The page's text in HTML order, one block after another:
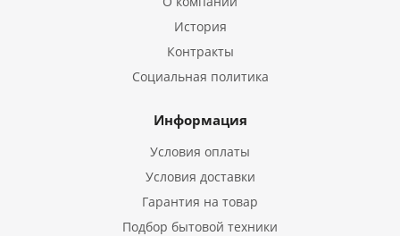
История
Контракты
Социальная политика
Информация
Условия оплаты
Условия доставки
Гарантия на товар
Подбор бытовой техники